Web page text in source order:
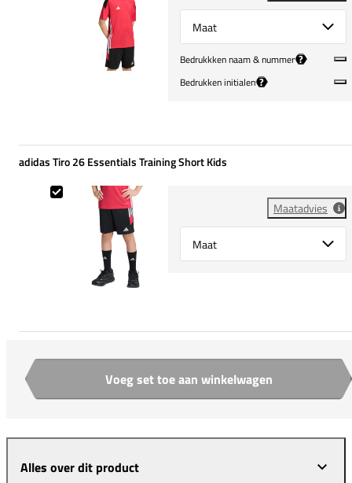
Select {option} for {name}
Bedrukkken naam & nummer ?
Bedrukken initialen ?
adidas Tiro 26 Essentials Training Short Kids
Maatadvies
Select {option} for {name}
adidas Tiro 26 Essentials Training Short Kids
Aantal Voeg set toe aan winkelwagen
Alles over dit product